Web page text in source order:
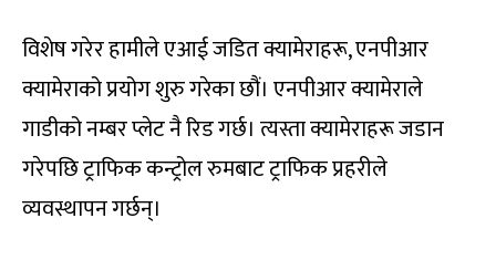
विशेष गरेर हामीले एआई जडित क्यामेराहरू, एनपीआर
क्यामेराको प्रयोग शुरु गरेका छौं। एनपीआर क्यामेराले
गाडीको नम्बर प्लेट नै रिड गर्छ। त्यस्ता क्यामेराहरू जडान
गरेपछि ट्राफिक कन्ट्रोल रुमबाट ट्राफिक प्रहरीले
व्यवस्थापन गर्छन्।